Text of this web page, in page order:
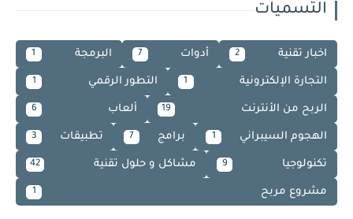
التسميات
اخبار تقنية أدوات البرمجة
التجارة الإلكترونية التطور الرقمي
الربح من الأنترنت ألعاب
الهجوم السيبراني برامج تطبيقات
تكنولوجيا مشاكل و حلول تقنية
مشروع مربح